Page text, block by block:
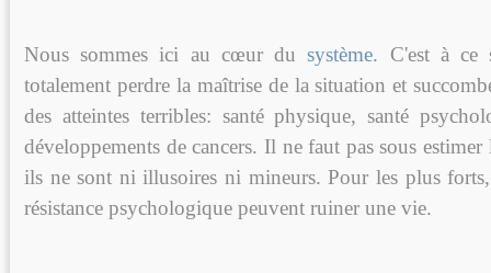
Nous sommes ici au cœur dusystème. C'est à ce
totalement perdre la maîtrise de la situation et
des atteintes terribles: santé physique, santé
développements de cancers. Il ne faut pas sous estimer
ils ne sont ni illusoires ni mineurs. Pour les plus forts,
résistance psychologique peuvent ruiner une vie.